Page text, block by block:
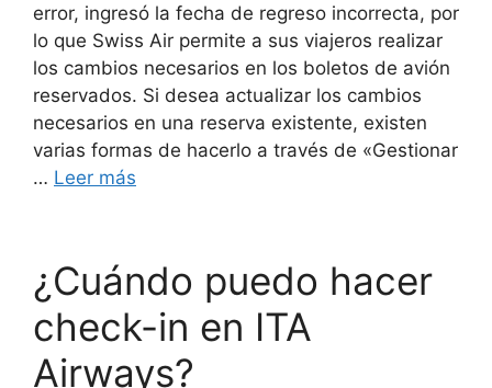
error, ingresó la fecha de regreso incorrecta, por
lo que Swiss Air permite a sus viajeros realizar
los cambios necesarios en los boletos de avión
reservados. Si desea actualizar los cambios
necesarios en una reserva existente, existen
varias formas de hacerlo a través de «Gestionar
… Leer más
¿Cuándo puedo hacer
check-in en ITA
Airways?